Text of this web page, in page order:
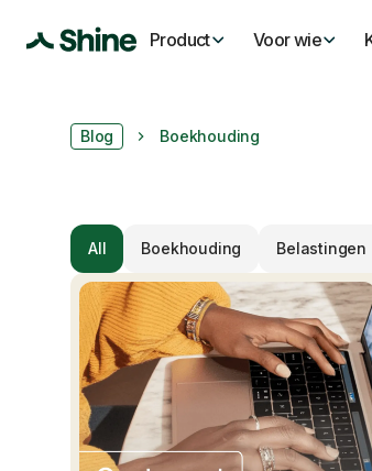
Product Voor wie
Blog Boekhouding
All Boekhouding Belastingen